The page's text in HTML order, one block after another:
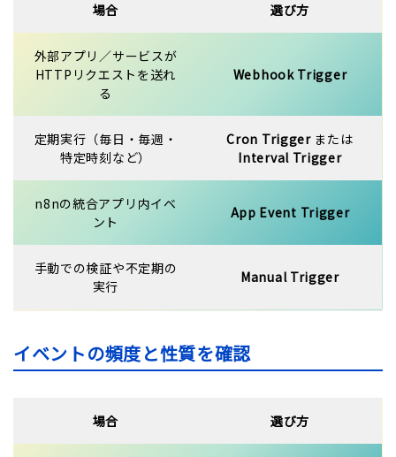
場合 選び方
外部アプリ／サービスが
HTTPリクエストを送れ
る
Webhook Trigger
定期実行（毎日・毎週・
特定時刻など）
Cron Triggerまたは
Interval Trigger
n8nの統合アプリ内イベ
ント
App Event Trigger
手動での検証や不定期の
実行
Manual Trigger
イベントの頻度と性質を確認
場合 選び方